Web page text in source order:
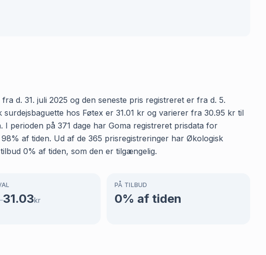
d. 31. juli 2025 og den seneste pris registreret er fra d. 5.
hos Føtex er 31.01 kr og varierer fra 30.95 kr til
perioden på 371 dage har Goma registreret prisdata for
af tiden. Ud af de 365 prisregistreringer har Økologisk
0% af tiden, som den er tilgængelig.
31.03kr
PÅ TILBUD
0% af tiden